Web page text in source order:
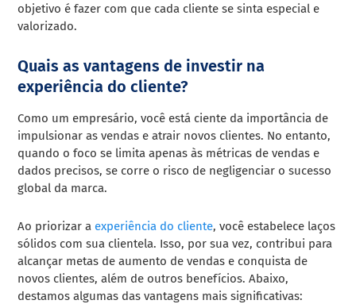
objetivo é fazer com que cada cliente se sinta especial e
valorizado.
Quais as vantagens de investir na
experiência do cliente?
Como um empresário, você está ciente da importância de
impulsionar as vendas e atrair novos clientes. No entanto,
quando o foco se limita apenas às métricas de vendas e
dados precisos, se corre o risco de negligenciar o sucesso
global da marca.
Ao priorizar a experiência do cliente, você estabelece laços
sólidos com sua clientela. Isso, por sua vez, contribui para
alcançar metas de aumento de vendas e conquista de
novos clientes, além de outros benefícios. Abaixo,
destamos algumas das vantagens mais significativas: